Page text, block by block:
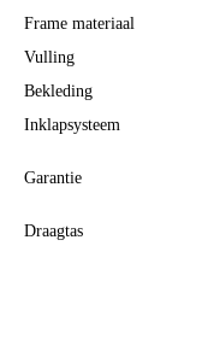
Frame materiaal
Vulling
Bekleding
Inklapsysteem
Garantie
Draagtas